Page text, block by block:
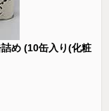
め (10缶入り(化粧